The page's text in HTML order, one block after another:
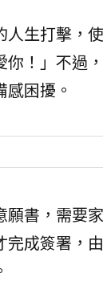
生打擊，
！」不過
困擾。
書，需要
成簽署，